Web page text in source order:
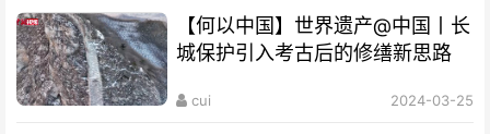
【何以中国】世界遗产@中国丨长
城保护引入考古后的修缮新思路
cui 2024-03-25